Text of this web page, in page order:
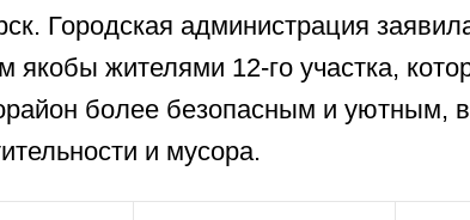
Городская администрация
якобы жителями 12-го участка,
более безопасным и уютным,
и мусора.